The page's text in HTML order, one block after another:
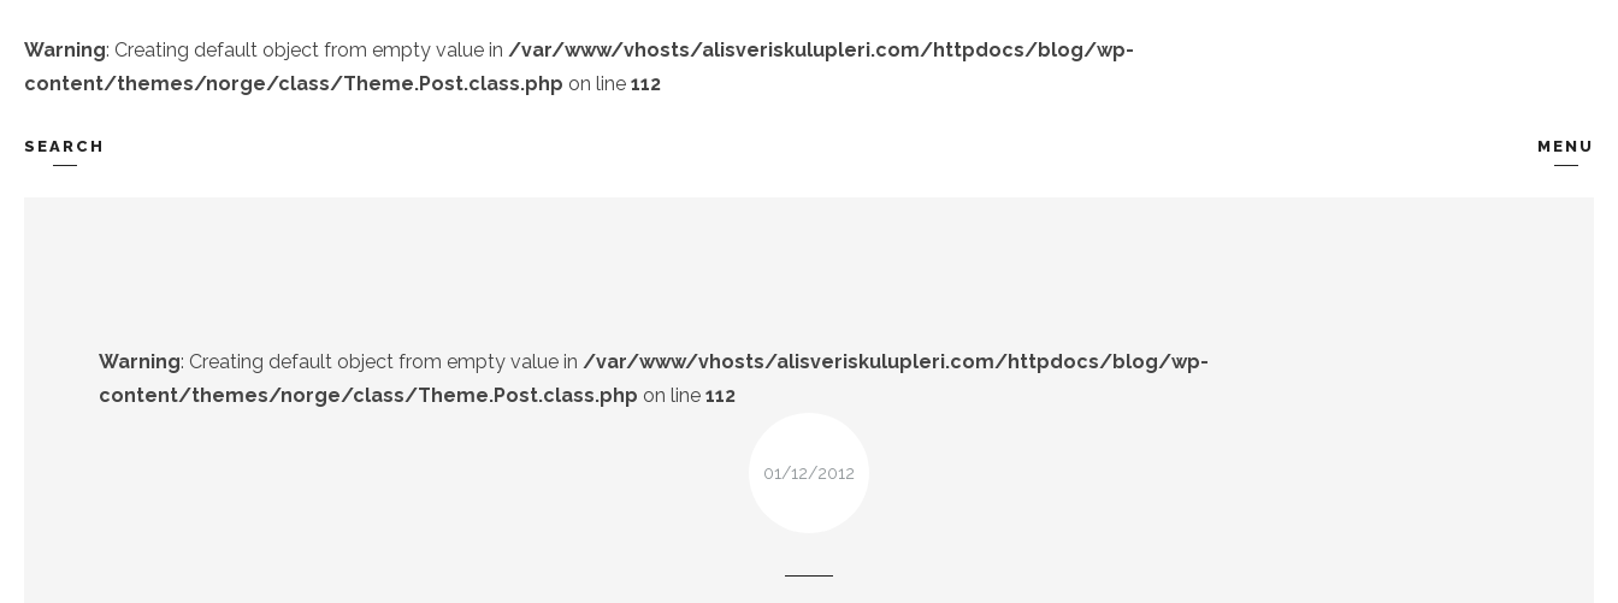
Warning: Creating default object from empty value in /var/www/vhosts/alisveriskulupleri.com/httpdocs/blog/wp-
content/themes/norge/class/Theme.Post.class.php on line 112
SEARCH MENU
Warning: Creating default object from empty value in /var/www/vhosts/alisveriskulupleri.com/httpdocs/blog/wp-
content/themes/norge/class/Theme.Post.class.php on line 112
01/12/2012